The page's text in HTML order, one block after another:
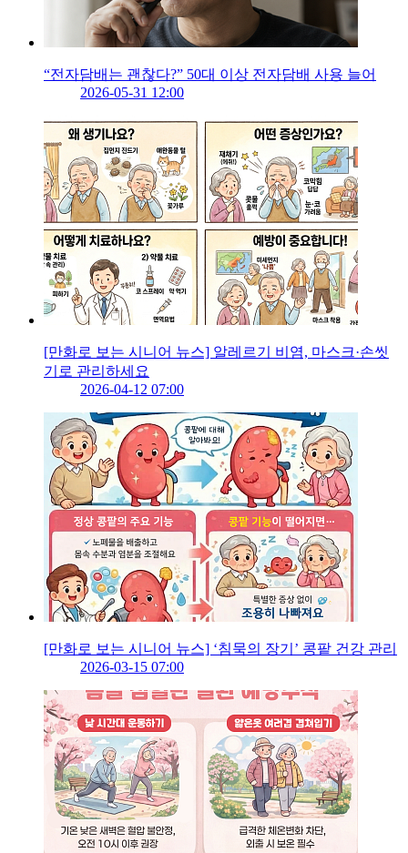
“전자담배는 괜찮다?” 50대 이상 전자담배 사용 늘어
2026-05-31 12:00
[만화로 보는 시니어 뉴스] 알레르기 비염, 마스크·손씻
기로 관리하세요
2026-04-12 07:00
[만화로 보는 시니어 뉴스] ‘침묵의 장기’ 콩팥 건강 관리
2026-03-15 07:00